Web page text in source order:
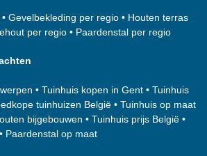
• Gevelbekleding per regio • Houten terras
per regio • Paardenstal per regio
• Tuinhuis kopen in Gent • Tuinhuis
tuinhuizen België • Tuinhuis op maat
bijgebouwen • Tuinhuis prijs België •
• Paardenstal op maat